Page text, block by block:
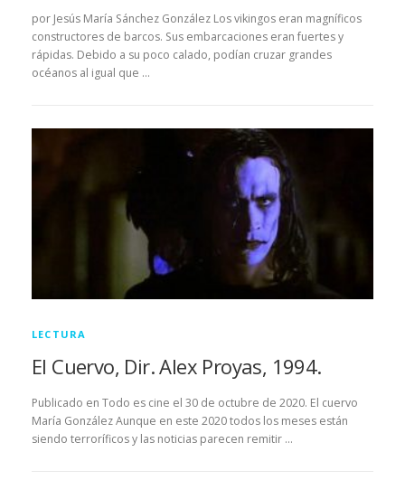
por Jesús María Sánchez González Los vikingos eran magníficos
constructores de barcos. Sus embarcaciones eran fuertes y
rápidas. Debido a su poco calado, podían cruzar grandes
océanos al igual que …
LECTURA
El Cuervo, Dir. Alex Proyas, 1994.
Publicado en Todo es cine el 30 de octubre de 2020. El cuervo
María González Aunque en este 2020 todos los meses están
siendo terroríficos y las noticias parecen remitir …